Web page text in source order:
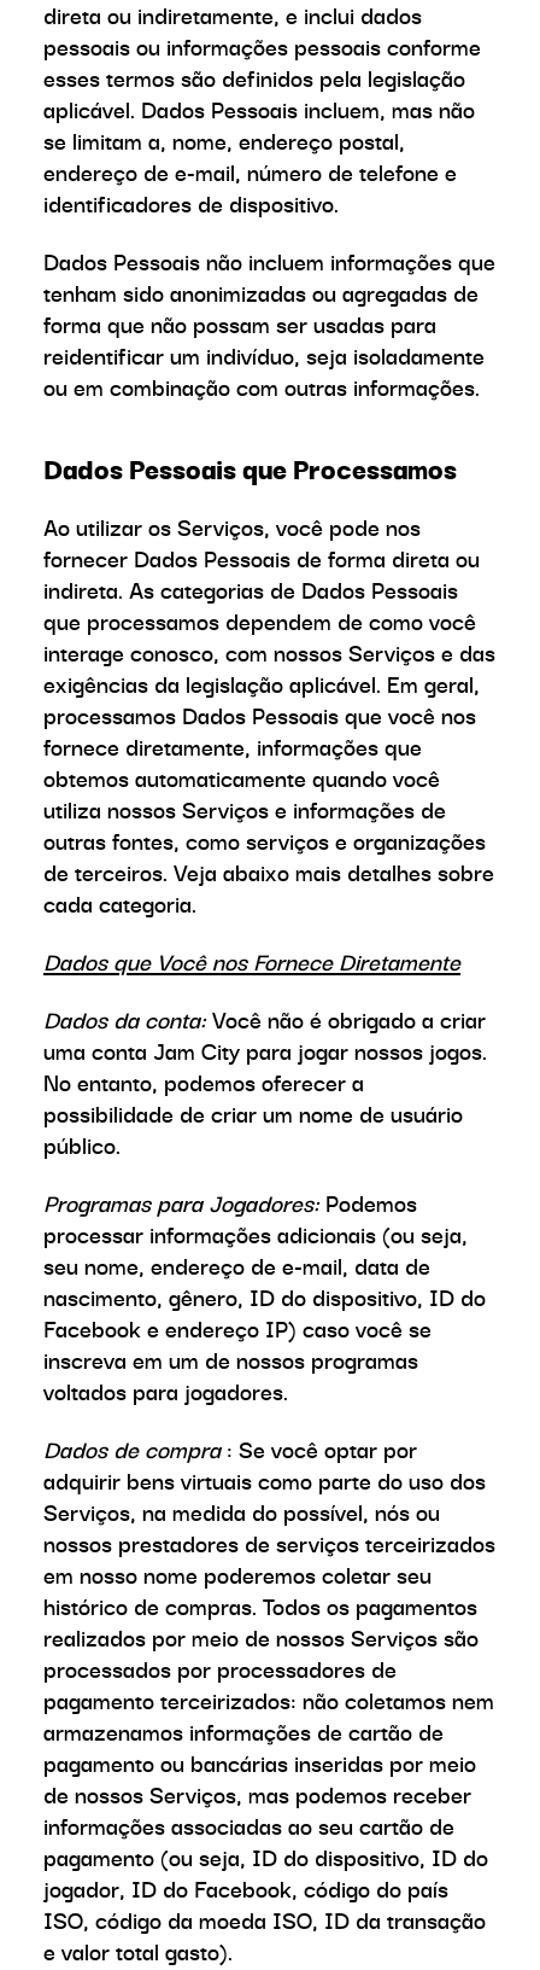
direta ou indiretamente, e inclui dados
pessoais ou informações pessoais conforme
esses termos são definidos pela legislação
aplicável. Dados Pessoais incluem, mas não
se limitam a, nome, endereço postal,
endereço de e-mail, número de telefone e
identificadores de dispositivo.
Dados Pessoais não incluem informações que
tenham sido anonimizadas ou agregadas de
forma que não possam ser usadas para
reidentificar um indivíduo, seja isoladamente
ou em combinação com outras informações.
Dados Pessoais que Processamos
Ao utilizar os Serviços, você pode nos
fornecer Dados Pessoais de forma direta ou
indireta. As categorias de Dados Pessoais
que processamos dependem de como você
interage conosco, com nossos Serviços e das
exigências da legislação aplicável. Em geral,
processamos Dados Pessoais que você nos
fornece diretamente, informações que
obtemos automaticamente quando você
utiliza nossos Serviços e informações de
outras fontes, como serviços e organizações
de terceiros. Veja abaixo mais detalhes sobre
cada categoria.
Dados que Você nos Fornece Diretamente
Dados da conta:Você não é obrigado a criar
uma conta Jam City para jogar nossos jogos.
No entanto, podemos oferecer a
possibilidade de criar um nome de usuário
público.
Programas para Jogadores: Podemos
processar informações adicionais (ou seja,
seu nome, endereço de e-mail, data de
nascimento, gênero, ID do dispositivo, ID do
Facebook e endereço IP) caso você se
inscreva em um de nossos programas
voltados para jogadores.
Dados de compra : Se você optar por
adquirir bens virtuais como parte do uso dos
Serviços, na medida do possível, nós ou
nossos prestadores de serviços terceirizados
em nosso nome poderemos coletar seu
histórico de compras. Todos os pagamentos
realizados por meio de nossos Serviços são
processados por processadores de
pagamento terceirizados: não coletamos nem
armazenamos informações de cartão de
pagamento ou bancárias inseridas por meio
de nossos Serviços, mas podemos receber
informações associadas ao seu cartão de
pagamento (ou seja, ID do dispositivo, ID do
jogador, ID do Facebook, código do país
ISO, código da moeda ISO, ID da transação
e valor total gasto).